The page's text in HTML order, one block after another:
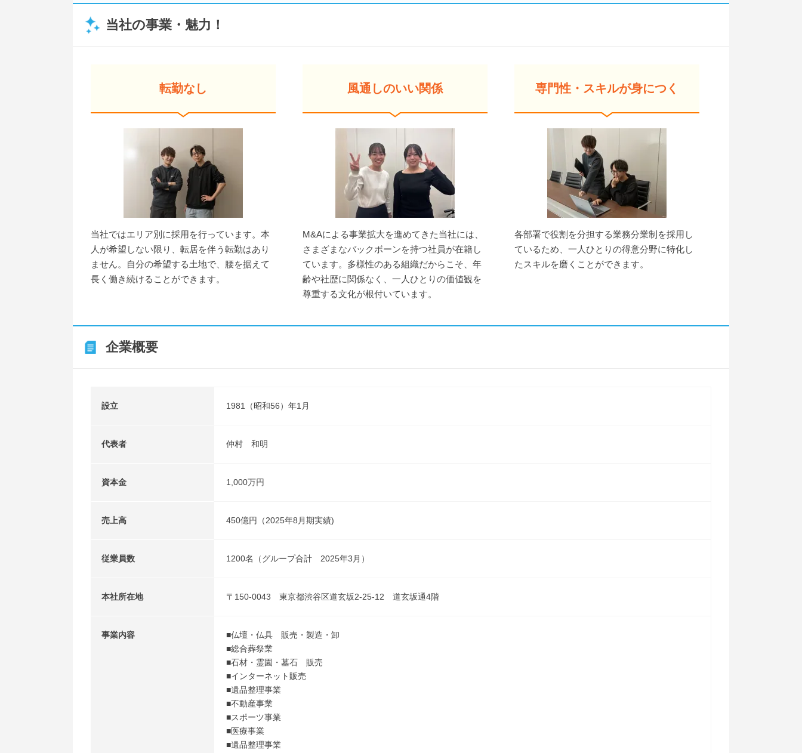
当社の事業・魅力！
転勤なし
当社ではエリア別に採用を行っています。本
人が希望しない限り、転居を伴う転勤はあり
ません。自分の希望する土地で、腰を据えて
長く働き続けることができます。
風通しのいい関係
M&Aによる事業拡大を進めてきた当社には、
さまざまなバックボーンを持つ社員が在籍し
ています。多様性のある組織だからこそ、年
齢や社歴に関係なく、一人ひとりの価値観を
尊重する文化が根付いています。
専門性・スキルが身につく
各部署で役割を分担する業務分業制を採用し
ているため、一人ひとりの得意分野に特化し
たスキルを磨くことができます。
企業概要
設立 1981（昭和56）年1月
代表者 仲村 和明
資本金 1,000万円
売上高 450億円（2025年8月期実績)
従業員数 1200名（グループ合計 2025年3月）
本社所在地 〒150-0043 東京都渋谷区道玄坂2-25-12 道玄坂通4階
事業内容
■仏壇・仏具 販売・製造・卸
■総合葬祭業
■石材・霊園・墓石 販売
■インターネット販売
■遺品整理事業
■不動産事業
■スポーツ事業
■医療事業
■遺品整理事業